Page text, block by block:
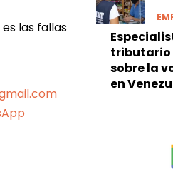
las fallas
tributario
sobre la
en